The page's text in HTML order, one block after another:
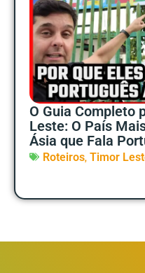
O Guia Completo
Leste: O País
Ásia que Fala
Roteiros, Timor